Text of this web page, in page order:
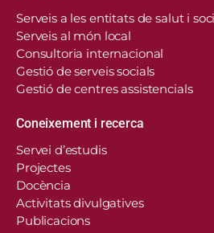
Serveis a les entitats de salut i
Serveis al món local
Consultoria internacional
Gestió de serveis socials
Gestió de centres assistencials
Coneixement i recerca
Servei d’estudis
Projectes
Docència
Activitats divulgatives
Publicacions